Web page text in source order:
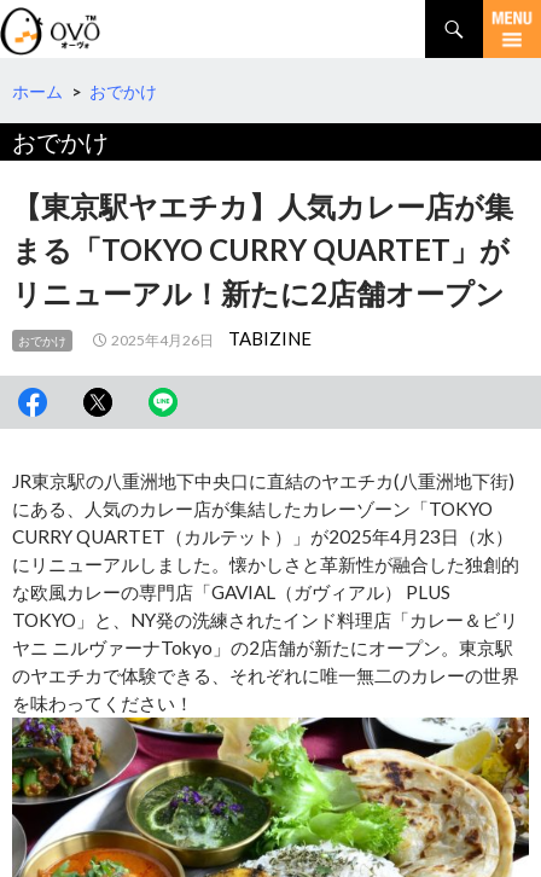
検
索
コ
テ
ツ
へ
ホーム > おでかけ
おでかけ
【東京駅ヤエチカ】人気カレー店が集
まる「TOKYO CURRY QUARTET」が
リニューアル！新たに2店舗オープン
おでかけ 2025年4月26日 TABIZINE
JR東京駅の八重洲地下中央口に直結のヤエチカ(八重洲地下街)
にある、人気のカレー店が集結したカレーゾーン「TOKYO
CURRY QUARTET（カルテット）」が2025年4月23日（水）
にリニューアルしました。懐かしさと革新性が融合した独創的
な欧風カレーの専門店「GAVIAL（ガヴィアル） PLUS
TOKYO」と、NY発の洗練されたインド料理店「カレー＆ビリ
ヤニ ニルヴァーナTokyo」の2店舗が新たにオープン。東京駅
のヤエチカで体験できる、それぞれに唯一無二のカレーの世界
を味わってください！